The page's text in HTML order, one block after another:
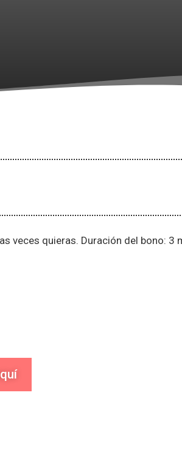
veces quieras. Duración del bono: 3